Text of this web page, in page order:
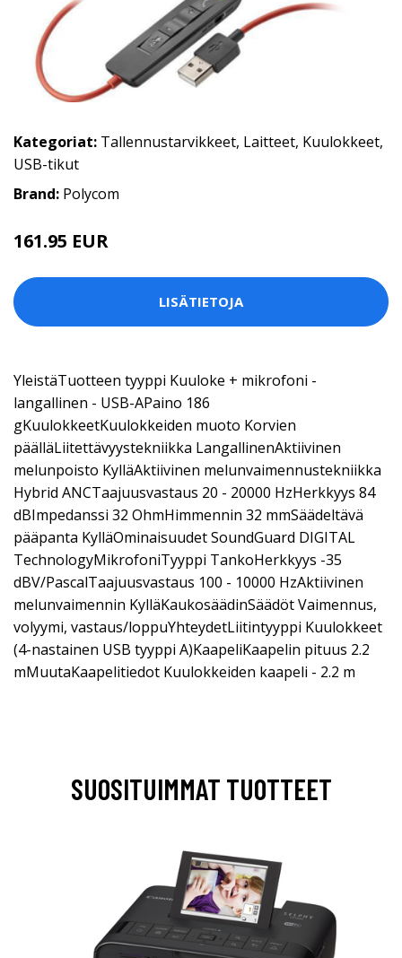
Kategoriat: Tallennustarvikkeet, Laitteet, Kuulokkeet,
USB-tikut
Brand: Polycom
161.95 EUR
LISÄTIETOJA
YleistäTuotteen tyyppi Kuuloke + mikrofoni -
langallinen - USB-APaino 186
gKuulokkeetKuulokkeiden muoto Korvien
päälläLiitettävyystekniikka LangallinenAktiivinen
melunpoisto KylläAktiivinen melunvaimennustekniikka
Hybrid ANCTaajuusvastaus 20 - 20000 HzHerkkyys 84
dBImpedanssi 32 OhmHimmennin 32 mmSäädeltävä
pääpanta KylläOminaisuudet SoundGuard DIGITAL
TechnologyMikrofoniTyyppi TankoHerkkyys -35
dBV/PascalTaajuusvastaus 100 - 10000 HzAktiivinen
melunvaimennin KylläKaukosäädinSäädöt Vaimennus,
volyymi, vastaus/loppuYhteydetLiitintyyppi Kuulokkeet
(4-nastainen USB tyyppi A)KaapeliKaapelin pituus 2.2
mMuutaKaapelitiedot Kuulokkeiden kaapeli - 2.2 m
SUOSITUIMMAT TUOTTEET